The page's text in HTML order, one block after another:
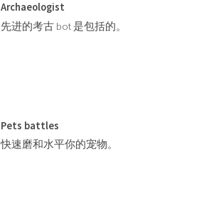
Archaeologist
先进的考古 bot 是包括的。
Pets battles
快速磨和水平你的宠物。